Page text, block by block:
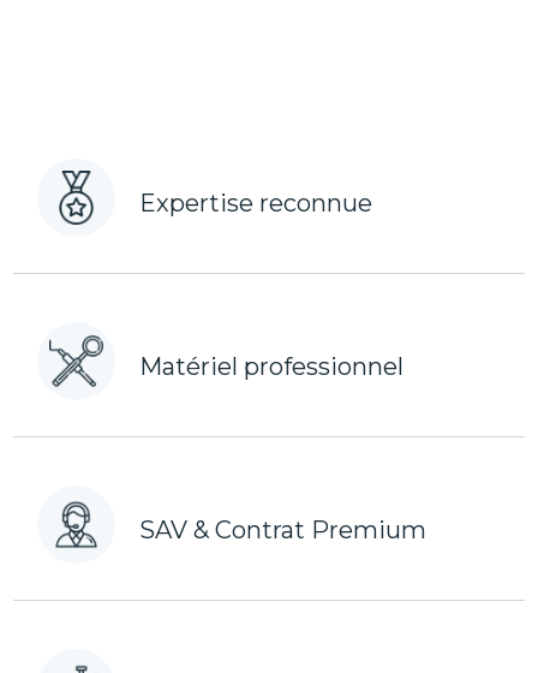
Expertise reconnue
Matériel professionnel
SAV & Contrat Premium